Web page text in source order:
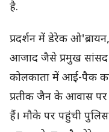
है.
प्रदर्शन में डेरेक
आजाद जैसे प्रमुख सांसद
कोलकाता में आई-पैक
प्रतीक जैन के आवास पर
हैं। मौके पर पहुंची पुलिस